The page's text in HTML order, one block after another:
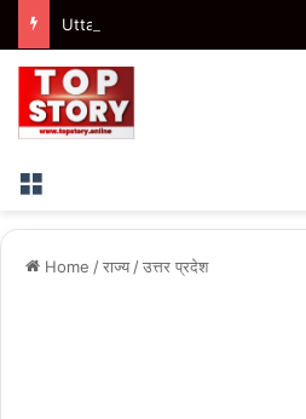
Menu
Home /राज्य /उत्तर प्रदेश